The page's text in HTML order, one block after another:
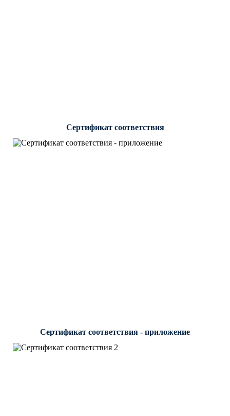
Сертификат соответствия
Сертификат соответствия - приложение